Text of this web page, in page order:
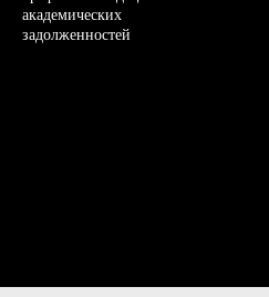
академических
задолженностей